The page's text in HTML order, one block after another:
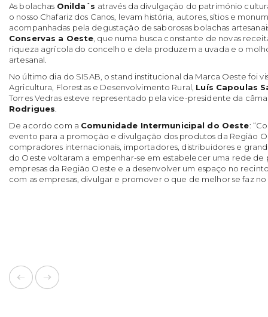
As bolachas Onilda´s através da divulgação do património
o nosso Chafariz dos Canos, levam história, autores, sítios e
acompanhadas pela degustação de saborosas bolachas
Conservas a Oeste , que numa busca constante de novas
riqueza agrícola do concelho e dela produzem a uvada e o
artesanal.
No último dia do SISAB, o stand institucional da Marca Oeste foi
Agricultura, Florestas e Desenvolvimento Rural, Luís Capoulas
Torres Vedras esteve representado pela vice-presidente da
Rodrigues
De acordo com a Comunidade Intermunicipal do Oeste:
evento para a promoção e divulgação dos produtos da Região
compradores internacionais, importadores, distribuidores e
do Oeste voltaram a empenhar-se em estabelecer uma rede de
empresas da Região Oeste e a desenvolver um espaço no
com as empresas, divulgar e promover o que de melhor se faz no